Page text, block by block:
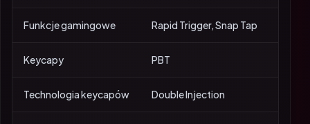
Funkcje gamingowe Rapid Trigger, Snap Tap
Keycapy PBT
Technologia keycapów Double Injection